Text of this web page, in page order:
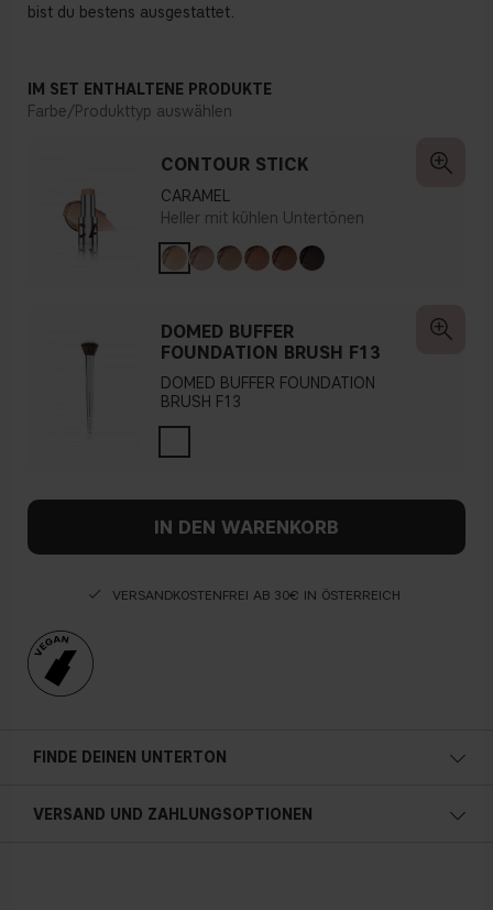
bist du bestens ausgestattet.
IM SET ENTHALTENE PRODUKTE
Farbe/Produkttyp auswählen
CONTOUR STICK
CARAMEL
Heller mit kühlen Untertönen
DOMED BUFFER
FOUNDATION BRUSH F13
DOMED BUFFER FOUNDATION
BRUSH F13
IN DEN WARENKORB
VERSANDKOSTENFREI AB 30€ IN ÖSTERREICH
FINDE DEINEN UNTERTON
Blauer, rosa oder rötlicher teint
VERSAND UND ZAHLUNGSOPTIONEN